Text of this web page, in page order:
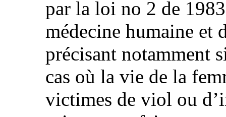
par la loi no 2 de
médecine humaine et
précisant notamment
cas où la vie de la
victimes de viol ou